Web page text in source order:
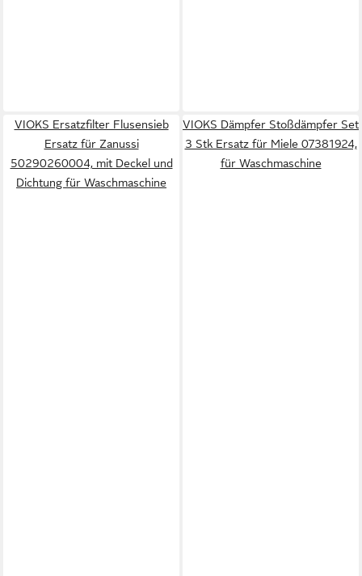
VIOKS Ersatzfilter Flusensieb
Ersatz für Zanussi
50290260004, mit Deckel und
Dichtung für Waschmaschine
VIOKS Dämpfer Stoßdämpfer Set
3 Stk Ersatz für Miele 07381924,
für Waschmaschine